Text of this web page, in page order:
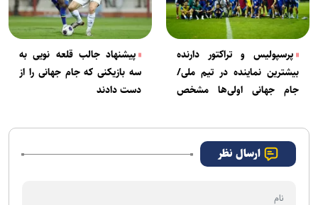
پرسپولیس و تراکتور دارنده
بیشترین نماینده در تیم ملی/
جام جهانی اولی‌ها مشخص
پیشنهاد جالب قلعه نویی به
سه بازیکنی که جام جهانی را از
دست دادند
ارسال نظر